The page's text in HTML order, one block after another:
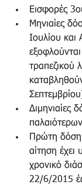
Εισφορές
Μηνιαίες
Ιουλίου
τραπεζικού
Διμηνιαίες
Πρώτη δόση
αίτηση έχει
χρονικό
22/6/2015